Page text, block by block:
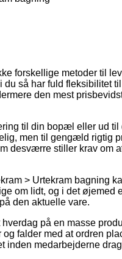
forskellige metoder til
så har fuld fleksibilitet
den mest
til din bopæl eller ud til
men til gengæld rigtig
desværre stiller krav om
> Urtekram bagning
om lidt, og i det øjemed
den aktuelle vare.
på en masse
falder med at ordren
inden medarbejderne